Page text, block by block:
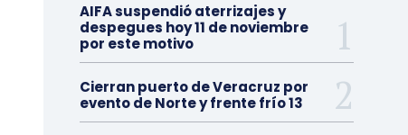
AIFA suspendió aterrizajes y
despegues hoy 11 de noviembre
por este motivo
Cierran puerto de Veracruz por
evento de Norte y frente frío 13